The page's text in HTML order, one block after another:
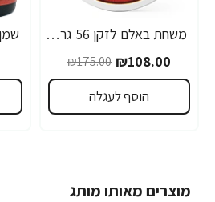
משחת באלם לזקן 56 גרם - מבית Badger
₪108.00
₪175.00
הוסף לעגלה
מוצרים מאותו מותג